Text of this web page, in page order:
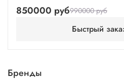
850000 руб990000 руб
Быстрый
Бренды